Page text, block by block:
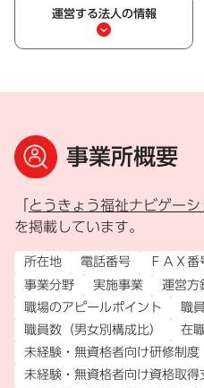
運営する法人の情報
事業所概要
とうきょう福祉ナビゲーシ
を掲載しています。
所在地 電話番号 ＦＡＸ番
事業分野
実施事業
運営方
職場のアピールポイント
職
職員数（男女別構成比）
在
未経験・無資格者向け研修制度
未経験・無資格者向け資格取得